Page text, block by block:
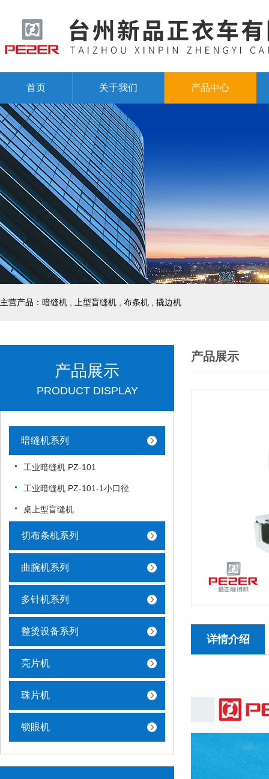
首页 关于我们 产品中心
主营产品：暗缝机 , 上型盲缝机 , 布条机 , 撬边机
产品展示
PRODUCT DISPLAY
暗缝机系列
工业暗缝机 PZ-101
工业暗缝机 PZ-101-1小口径
桌上型盲缝机
切布条机系列
曲腕机系列
多针机系列
整烫设备系列
亮片机
珠片机
锁眼机
产品展示
详情介绍